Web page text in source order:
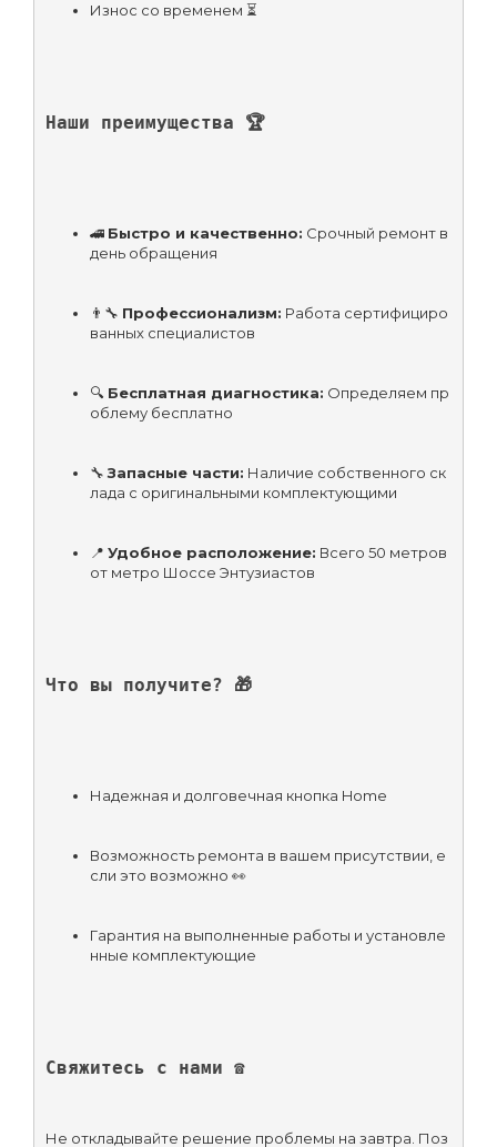
Износ со временем ⏳
Наши преимущества 🏆
🚄 Быстро и качественно: Срочный ремонт в
день обращения
👨‍🔧 Профессионализм: Работа сертифициро
ванных специалистов
🔍 Бесплатная диагностика: Определяем пр
облему бесплатно
🔧 Запасные части: Наличие собственного ск
лада с оригинальными комплектующими
📍 Удобное расположение: Всего 50 метров
от метро Шоссе Энтузиастов
Что вы получите? 🎁
Надежная и долговечная кнопка Home
Возможность ремонта в вашем присутствии, е
сли это возможно 👀
Гарантия на выполненные работы и установле
нные комплектующие
Свяжитесь с нами ☎️
Не откладывайте решение проблемы на завтра. Поз